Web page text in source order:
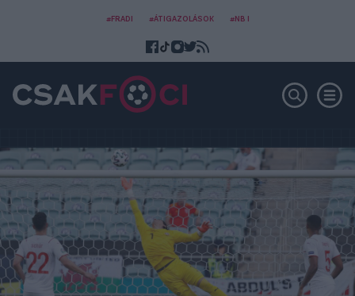
#FRADI #ÁTIGAZOLÁSOK #NB I